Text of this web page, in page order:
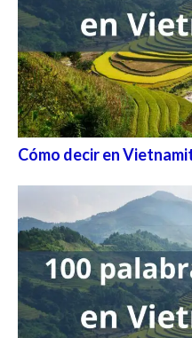
Cómo decir en